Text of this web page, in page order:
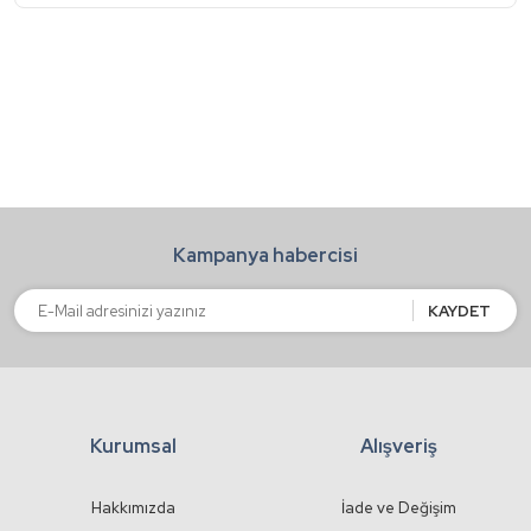
konularda yetersiz gördüğünüz noktaları öneri formunu
Ürün fiyatı diğer sitelerden daha pahalı.
Bu ürüne benzer farklı alternatifler olmalı.
Kampanya habercisi
KAYDET
Kurumsal
Hakkımızda
Alışveriş
İade ve Değişim